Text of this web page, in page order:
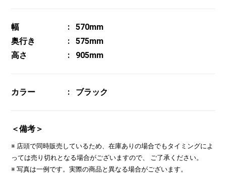
幅
570mm
奥行き
575mm
高さ
905mm
カラー ブラック
＜備考＞
※ 店頭で同時販売しているため、在庫ありの場合でもタイミングによ
っては売り切れとなる場合がございますので、 ご了承ください。
※ 写真は一例です。実際の商品と異なる場合がございます。